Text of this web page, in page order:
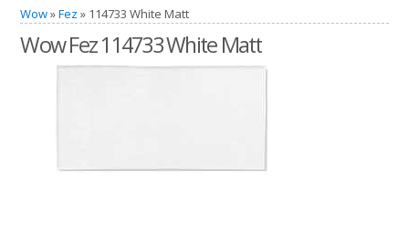
Wow»Fez » 114733 White Matt
Wow Fez 114733 White Matt